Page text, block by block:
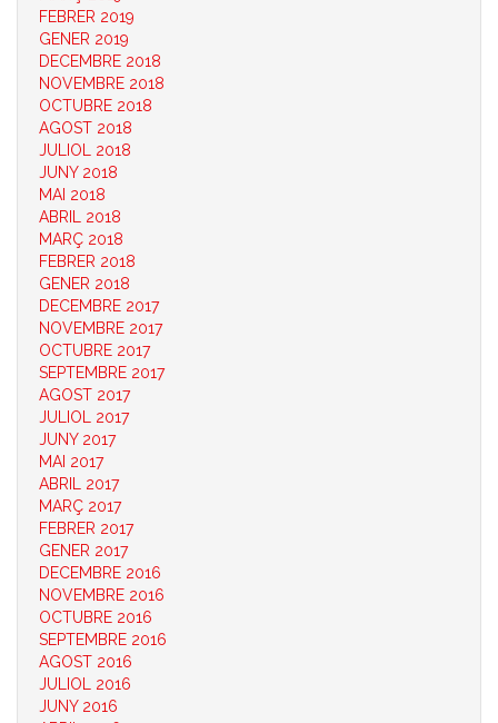
FEBRER 2019
GENER 2019
DECEMBRE 2018
NOVEMBRE 2018
OCTUBRE 2018
AGOST 2018
JULIOL 2018
JUNY 2018
MAI 2018
ABRIL 2018
MARÇ 2018
FEBRER 2018
GENER 2018
DECEMBRE 2017
NOVEMBRE 2017
OCTUBRE 2017
SEPTEMBRE 2017
AGOST 2017
JULIOL 2017
JUNY 2017
MAI 2017
ABRIL 2017
MARÇ 2017
FEBRER 2017
GENER 2017
DECEMBRE 2016
NOVEMBRE 2016
OCTUBRE 2016
SEPTEMBRE 2016
AGOST 2016
JULIOL 2016
JUNY 2016